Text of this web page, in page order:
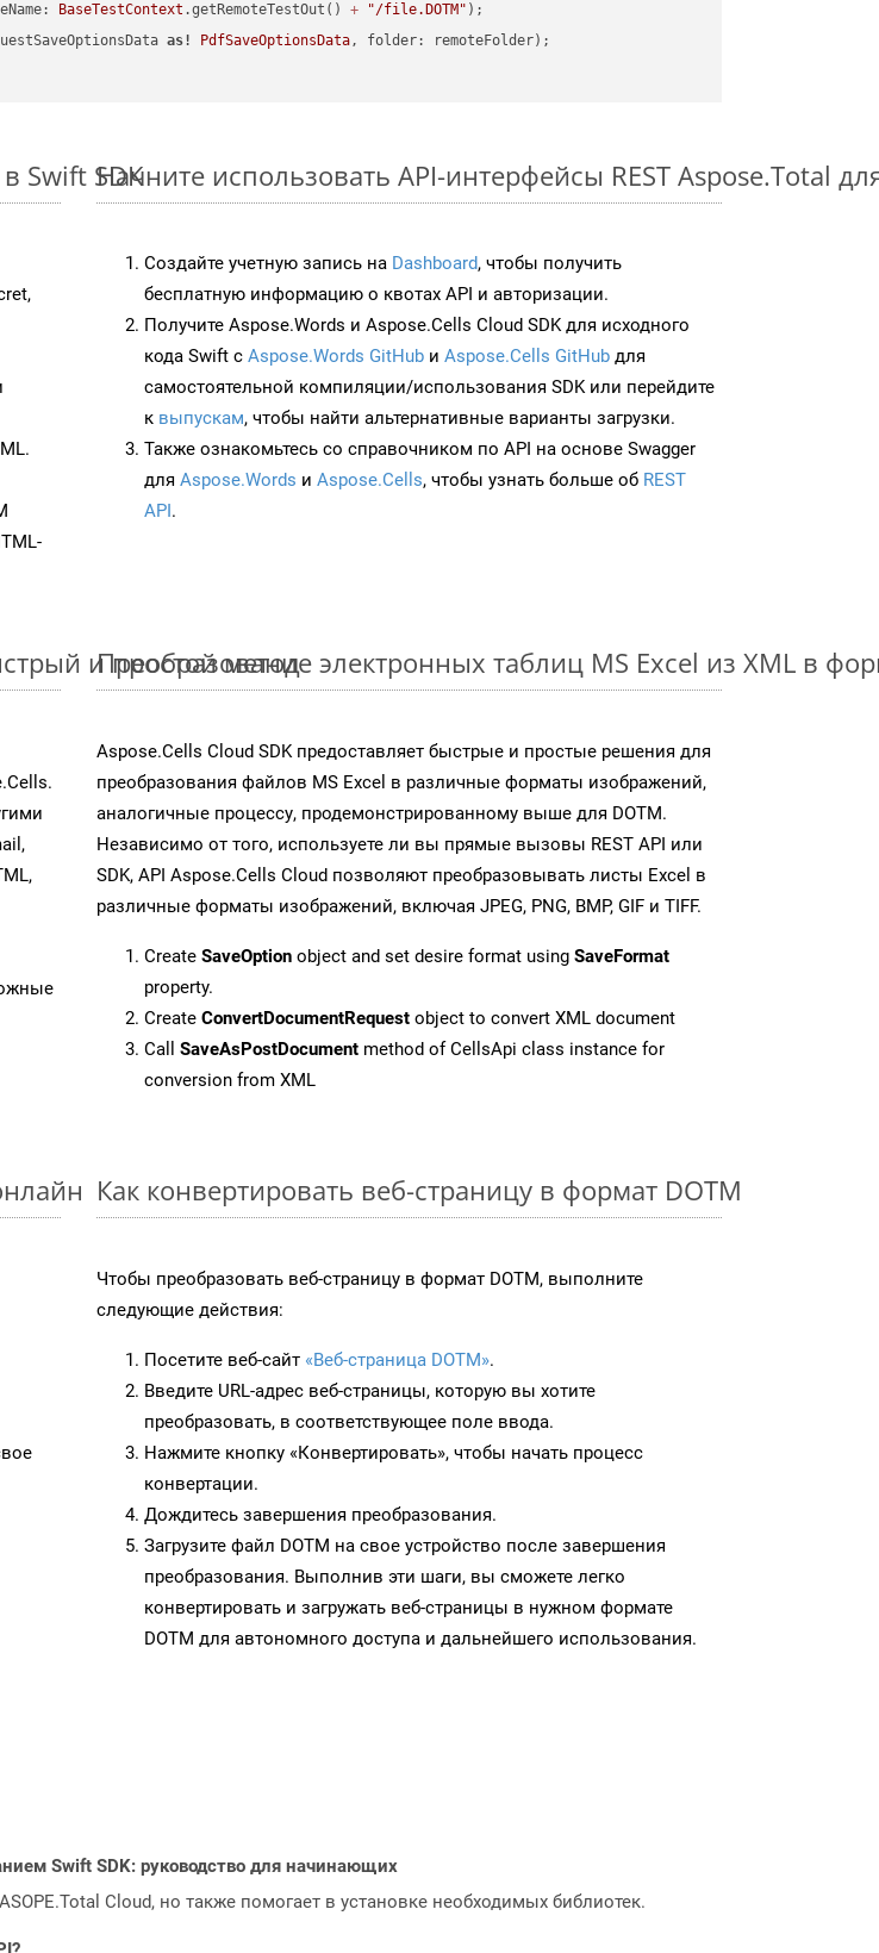
BaseTestContext .getRemoteTestOut() + "/file.DOTM"
as! PdfSaveOptionsData
Swift SDKНачните использовать API-интерфейсы REST Aspose.Total
Создайте учетную запись на Dashboard, чтобы получить
бесплатную информацию о квотах API и авторизации.
Получите Aspose.Words и Aspose.Cells Cloud SDK для исходного
кода Swift с Aspose.Words GitHub и Aspose.Cells GitHub для
самостоятельной компиляции/использования SDK или перейдите
к выпускам, чтобы найти альтернативные варианты загрузки.
Также ознакомьтесь со справочником по API на основе Swagger
для Aspose.Words и Aspose.Cells, чтобы узнать больше об REST
API.
и простой метод
Преобразование электронных таблиц MS Excel из XML в
Aspose.Cells Cloud SDK предоставляет быстрые и простые решения для
преобразования файлов MS Excel в различные форматы изображений,
аналогичные процессу, продемонстрированному выше для DOTM.
Независимо от того, используете ли вы прямые вызовы REST API или
SDK, API Aspose.Cells Cloud позволяют преобразовывать листы Excel в
различные форматы изображений, включая JPEG, PNG, BMP, GIF и TIFF.
Create SaveOption object and set desire format using SaveFormat
property.
Create ConvertDocumentRequest object to convert XML document
Call SaveAsPostDocument method of CellsApi class instance for
conversion from XML
Как конвертировать веб-страницу в формат DOTM
Чтобы преобразовать веб-страницу в формат DOTM, выполните
следующие действия:
Посетите веб-сайт «Веб-страница DOTM».
Введите URL-адрес веб-страницы, которую вы хотите
преобразовать, в соответствующее поле ввода.
Нажмите кнопку «Конвертировать», чтобы начать процесс
конвертации.
Дождитесь завершения преобразования.
Загрузите файл DOTM на свое устройство после завершения
преобразования. Выполнив эти шаги, вы сможете легко
конвертировать и загружать веб-страницы в нужном формате
DOTM для автономного доступа и дальнейшего использования.
Swift SDK: руководство для начинающих
Cloud, но также помогает в установке необходимых библиотек.